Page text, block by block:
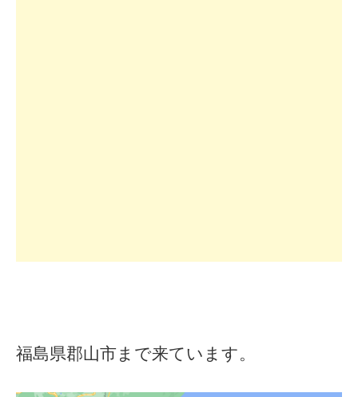
福島県郡山市まで来ています。